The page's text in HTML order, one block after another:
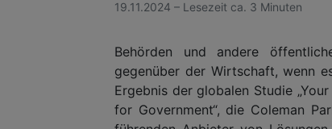
19.11.2024 – Lesezeit ca. 3 Minuten
Behörden und andere
gegenüber der Wirtschaft, wenn
Ergebnis der globalen Studie
for Government“, die Coleman